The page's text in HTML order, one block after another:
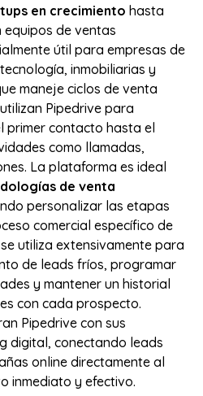
en crecimiento hasta
equipos de ventas
útil para empresas de
inmobiliarias y
maneje ciclos de venta
Pipedrive para
primer contacto hasta el
como llamadas,
La plataforma es ideal
de venta
personalizar las etapas
comercial específico de
utiliza extensivamente para
de leads fríos, programar
y mantener un historial
con cada prospecto.
Pipedrive con sus
digital, conectando leads
online directamente al
inmediato y efectivo.